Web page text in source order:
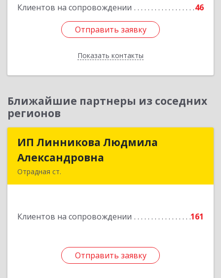
Клиентов на сопровождении 46
Отправить заявку
Показать контакты
Отправить заявку
Назад
Ближайшие партнеры из соседних
регионов
ИП Линникова Людмила
Александровна
Отрадная ст.
Клиентов на сопровождении 161
Отправить заявку
ИП Линникова Людмила
Подробнее
Отправить заявку